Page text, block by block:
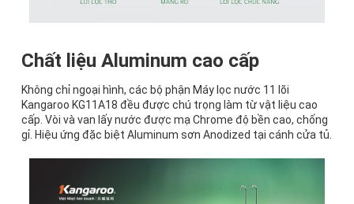
Chất liệu Aluminum cao cấp
Không chỉ ngoại hình, các bộ phận Máy lọc nước 11 lõi
Kangaroo KG11A18 đều được chú trọng làm từ vật liệu cao
cấp. Vòi và van lấy nước được mạ Chrome độ bền cao, chống
gỉ. Hiệu ứng đặc biệt Aluminum sơn Anodized tại cánh cửa tủ.